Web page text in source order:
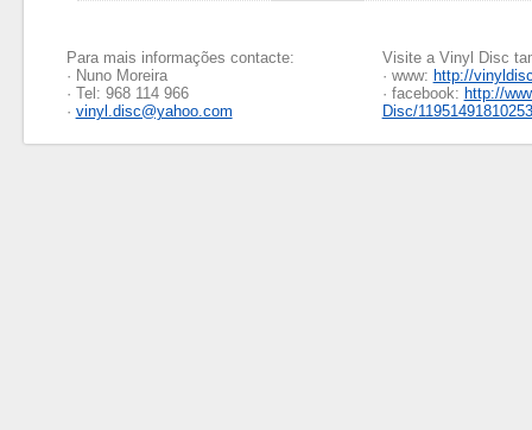
Para mais informações contacte:
· Nuno Moreira
· Tel: 968 114 966
· vinyl.disc@yahoo.com
Visite a Vinyl Disc
· www: http://
· facebook: http://
Disc/